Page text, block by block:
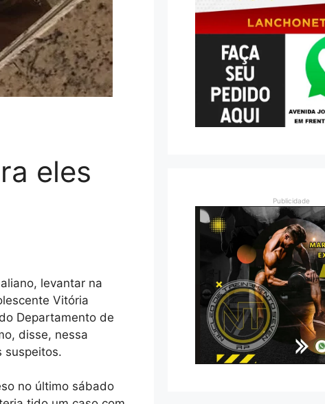
eles
levantar na
Vitória
Departamento de
disse, nessa
suspeitos.
no último sábado
Publicidade